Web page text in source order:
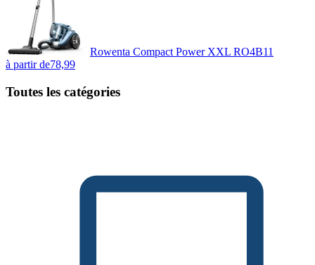
Rowenta Compact Power XXL RO4B11
à partir de78,99
Toutes les catégories